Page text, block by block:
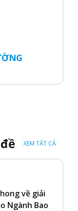
XEM TẤT CẢ
về giải
Ngành Bao